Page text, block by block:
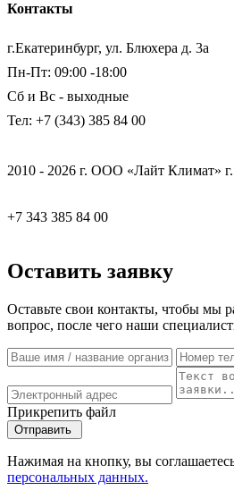
Контакты
г.Екатеринбург, ул. Блюхера д. 3а
Пн-Пт: 09:00 -18:00
Сб и Вс - выходные
Тел: +7 (343) 385 84 00
2010 - 2026 г. ООО «Лайт Климат» г.
+7 343 385 84 00
Оставить заявку
Оставьте свои контакты, чтобы мы
вопрос, после чего наши
Прикрепить файл
Отправить
Нажимая на кнопку, вы
персональных данных.